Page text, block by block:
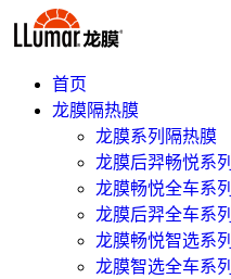
首页
龙膜隔热膜
龙膜系列隔热膜
龙膜后羿畅悦系列
龙膜畅悦全车系列
龙膜后羿全车系列
龙膜畅悦智选系列
龙膜智选全车系列